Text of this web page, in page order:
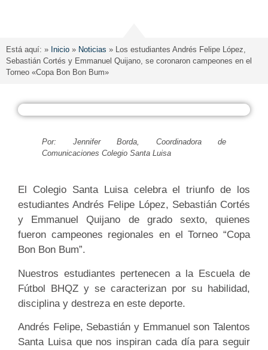
Está aquí: » Inicio » Noticias » Los estudiantes Andrés Felipe López,
Sebastián Cortés y Emmanuel Quijano, se coronaron campeones en el
Torneo «Copa Bon Bon Bum»
Por: Jennifer Borda, Coordinadora de
Comunicaciones Colegio Santa Luisa
El Colegio Santa Luisa celebra el triunfo de los
estudiantes Andrés Felipe López, Sebastián Cortés
y Emmanuel Quijano de grado sexto, quienes
fueron campeones regionales en el Torneo “Copa
Bon Bon Bum”.
Nuestros estudiantes pertenecen a la Escuela de
Fútbol BHQZ y se caracterizan por su habilidad,
disciplina y destreza en este deporte.
Andrés Felipe, Sebastián y Emmanuel son Talentos
Santa Luisa que nos inspiran cada día para seguir